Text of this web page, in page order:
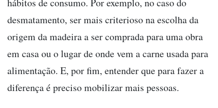
hábitos de consumo. Por exemplo, no caso do
desmatamento, ser mais criterioso na escolha da
origem da madeira a ser comprada para uma obra
em casa ou o lugar de onde vem a carne usada para
alimentação. E, por fim, entender que para fazer a
diferença é preciso mobilizar mais pessoas.